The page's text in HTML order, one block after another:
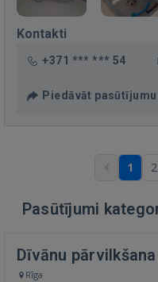
Kontakti
+371 *** *** 54
Piedāvāt pasūtījumu
1 2
Pasūtījumi
Dīvānu pārvilkšana
Rīga